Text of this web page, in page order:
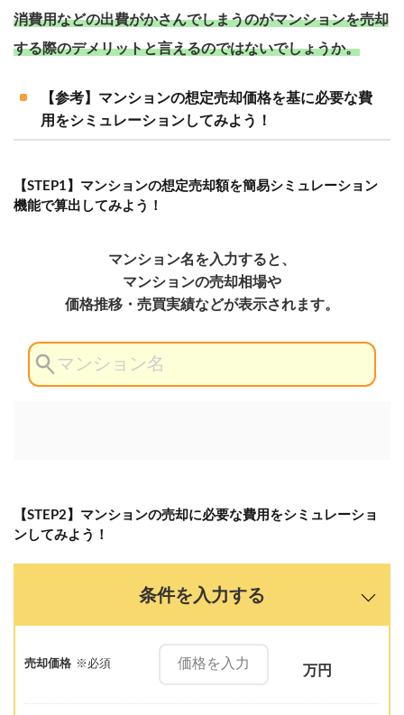
消費用などの出費がかさんでしまうのがマンションを売却
する際のデメリットと言えるのではないでしょうか。
【参考】マンションの想定売却価格を基に必要な費
用をシミュレーションしてみよう！
【STEP1】マンションの想定売却額を簡易シミュレーション
機能で算出してみよう！
【STEP2】マンションの売却に必要な費用をシミュレーショ
ンしてみよう！
条件を入力する
売却価格 ※必須 万円